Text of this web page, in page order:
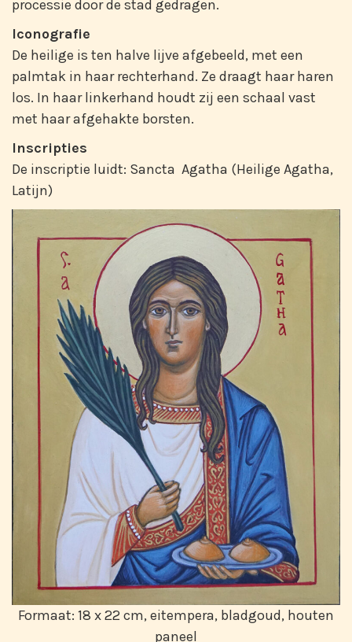
processie door de stad gedragen.
Iconografie
De heilige is ten halve lijve afgebeeld, met een
palmtak in haar rechterhand. Ze draagt haar haren
los. In haar linkerhand houdt zij een schaal vast
met haar afgehakte borsten.
Inscripties
De inscriptie luidt: Sancta Agatha (Heilige Agatha,
Latijn)
Formaat: 18 x 22 cm, eitempera, bladgoud, houten
paneel